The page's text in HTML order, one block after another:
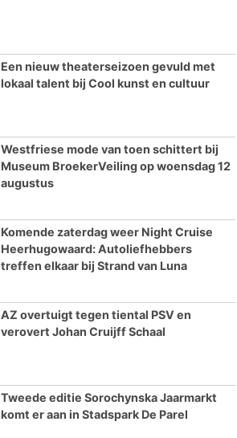
Een nieuw theaterseizoen gevuld met
lokaal talent bij Cool kunst en cultuur
Westfriese mode van toen schittert bij
Museum BroekerVeiling op woensdag 12
augustus
Komende zaterdag weer Night Cruise
Heerhugowaard: Autoliefhebbers
treffen elkaar bij Strand van Luna
AZ overtuigt tegen tiental PSV en
verovert Johan Cruijff Schaal
Tweede editie Sorochynska Jaarmarkt
komt er aan in Stadspark De Parel